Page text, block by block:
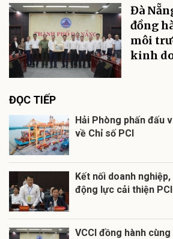
Đà
đồng
môi
kinh
ĐỌC TIẾP
Hải Phòng phấn đấu
về Chỉ số PCI
Kết nối doanh
động lực cải thiện
VCCI đồng hành